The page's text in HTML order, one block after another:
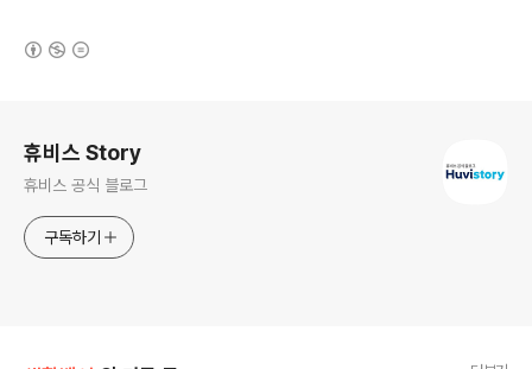
휴비스 Story
휴비스 공식 블로그
구독하기